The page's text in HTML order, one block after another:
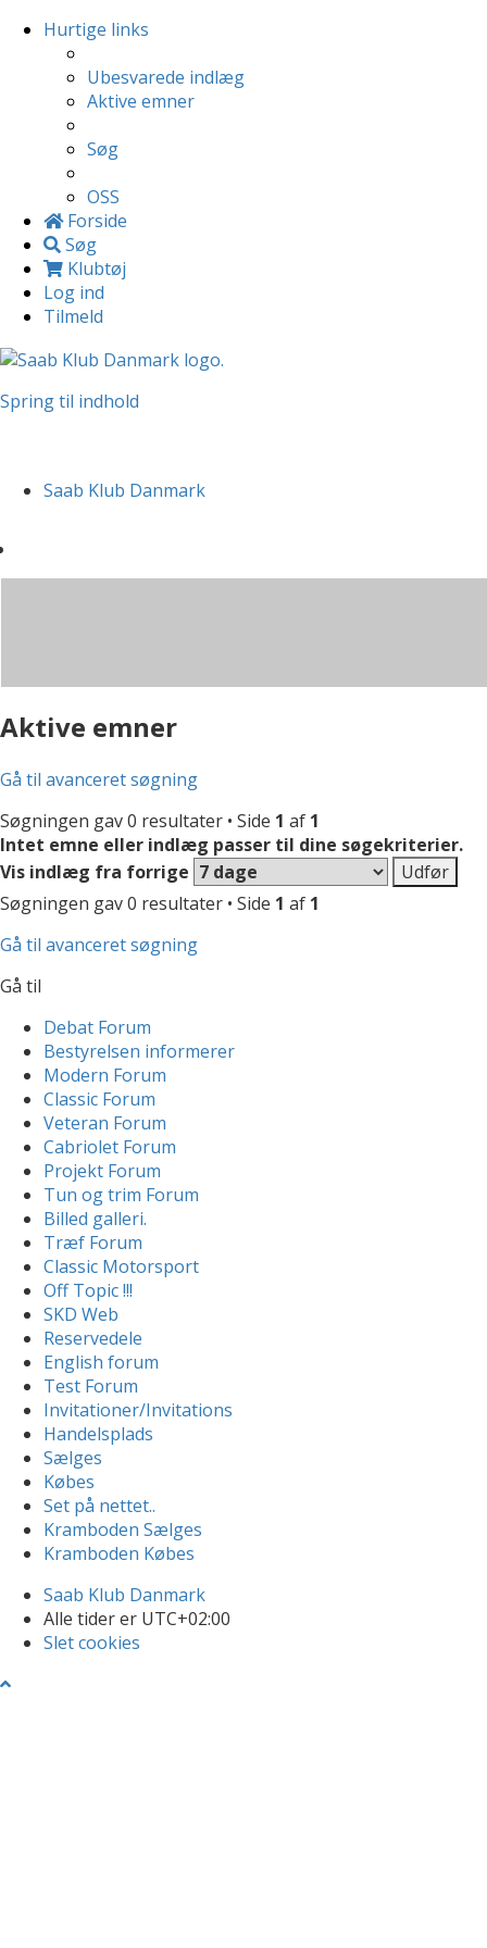
Hurtige links
Ubesvarede indlæg
Aktive emner
Søg
OSS
Forside
Søg
Klubtøj
Log ind
Tilmeld
Spring til indhold
Saab Klub Danmark
Aktive emner
Gå til avanceret søgning
Søgningen gav 0 resultater • Side 1 af 1
Intet emne eller indlæg passer til dine søgekriterier.
Vis indlæg fra forrige
Søgningen gav 0 resultater • Side 1 af 1
Gå til avanceret søgning
Gå til
Debat Forum
Bestyrelsen informerer
Modern Forum
Classic Forum
Veteran Forum
Cabriolet Forum
Projekt Forum
Tun og trim Forum
Billed galleri.
Træf Forum
Classic Motorsport
Off Topic !!!
SKD Web
Reservedele
English forum
Test Forum
Invitationer/Invitations
Handelsplads
Sælges
Købes
Set på nettet..
Kramboden Sælges
Kramboden Købes
Saab Klub Danmark
Alle tider er UTC+02:00
Slet cookies